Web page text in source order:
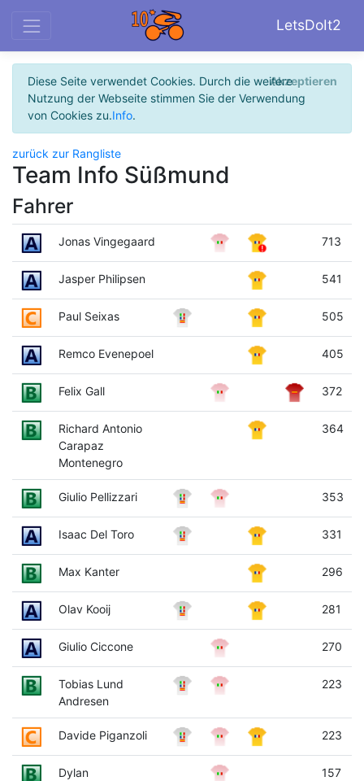
LetsDoIt2
Diese Seite verwendet Cookies. Durch die weitere
Nutzung der Webseite stimmen Sie der Verwendung
von Cookies zu.Info.
Akzeptieren
zurück zur Rangliste
Team Info Süßmund
Fahrer
Jonas Vingegaard 713
Jasper Philipsen 541
Paul Seixas 505
Remco Evenepoel 405
Felix Gall 372
Richard Antonio
Carapaz
Montenegro
364
Giulio Pellizzari 353
Isaac Del Toro 331
Max Kanter 296
Olav Kooij 281
Giulio Ciccone 270
Tobias Lund
Andresen
223
Davide Piganzoli 223
Dylan
157